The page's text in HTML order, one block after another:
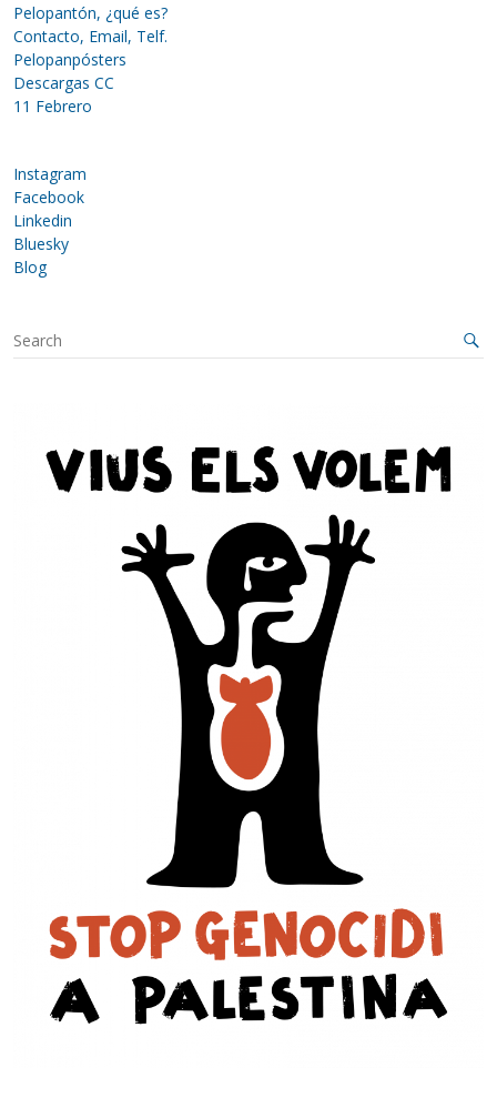
Pelopantón, ¿qué es?
Contacto, Email, Telf.
Pelopanpósters
Descargas CC
11 Febrero
Instagram
Facebook
Linkedin
Bluesky
Blog
S
e